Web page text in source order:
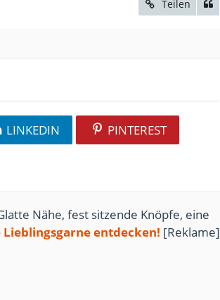
Teilen
LINKEDIN
PINTEREST
Nähe, fest sitzende Knöpfe, eine
Lieblingsgarne entdecken! [Reklame]